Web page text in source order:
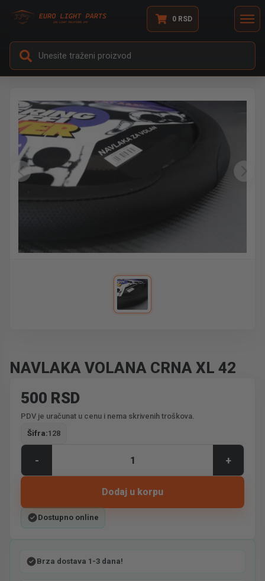
0 RSD
NAVLAKA VOLANA CRNA XL 42
500 RSD
PDV je uračunat u cenu i nema skrivenih troškova.
Šifra:128
- +
Dodaj u korpu
Dostupno online
Brza dostava 1-3 dana!